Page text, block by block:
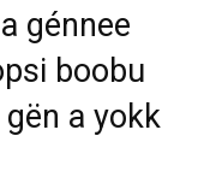
génnee
boobu
a yokk